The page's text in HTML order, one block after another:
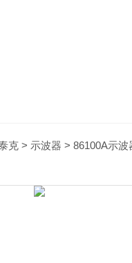
克 > 示波器 > 86100A示波